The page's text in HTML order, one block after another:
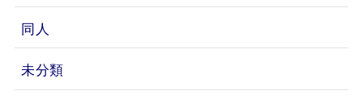
同人
未分類